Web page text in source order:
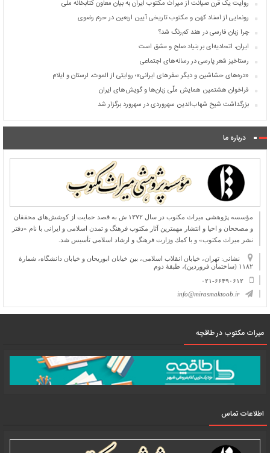
روایت یک قرن صیانت از میراث مکتوب ایران به بیان معاون کتابخانه ملی
رونمایی از اسناد کهن و مکتوب تاریخی آیین اربعین در حرم رضوی
چرا زبان فارسی در هند کم‌رنگ شد؟
ایران، اتحادیه‌ای بر بنیاد صلح و عشق است
رستاخیز شعر پارسی در رسانه‌های اجتماعی
«دره‌های حشاشین و دیگر سفرهای ایرانی»؛ روایتی از الموت، لرستان و ایلام
فراخوان هشتمین همایش ملّی زبان‌ها و گویش‌های ایران
بزرگداشت شیخ شهاب‌الدین سهروردی در سهرورد برگزار شد
درباره ما
مؤسسه پژوهشی میراث مكتوب در سال ۱۳۷۲ ش به قصد حمایت از كوشش‌های محققان
و مصححان و احیا و انتشار مهمترین آثار مكتوب فرهنگ و تمدن اسلامی و ایرانی با نام «دفتر
نشر میراث مكتوب» و با كمك وزارت فرهنگ و ارشاد اسلامی تأسیس شد.
نشانی: تهران، خیابان انقلاب اسلامی، بین خیابان ابوریحان و خیابان دانشگاه، شمارۀ
۱۱۸۲ (ساختمان فروردین)، طبقۀ دوم
۰۲۱-۶۶۴۹۰۶۱۲
info@mirasmaktoob.ir
میرات مکتوب در طاقچه
اطلاعات تماس